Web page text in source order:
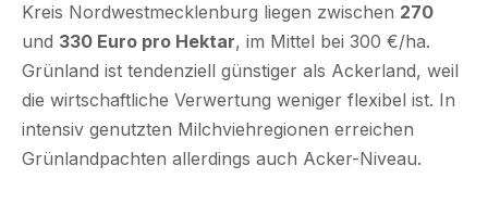
Kreis Nordwestmecklenburg liegen zwischen 270
und 330 Euro pro Hektar, im Mittel bei 300 €/ha.
Grünland ist tendenziell günstiger als Ackerland, weil
die wirtschaftliche Verwertung weniger flexibel ist. In
intensiv genutzten Milchviehregionen erreichen
Grünlandpachten allerdings auch Acker-Niveau.